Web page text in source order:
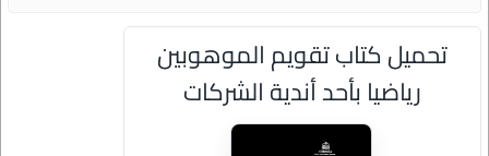
تحميل كتاب تقويم الموهوبين
رياضيا بأحد أندية الشركات